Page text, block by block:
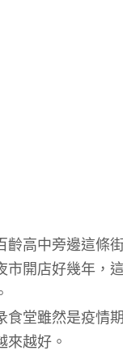
齡高中旁邊這條
市開店好幾年，
食堂雖然是疫情
來越好。